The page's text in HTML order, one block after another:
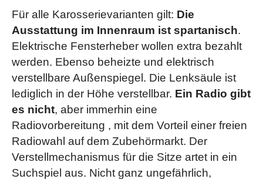
Weitstrahler
(nur mit Frontschutzbügel)
Offroadpaket
(Frontschutzbügel, Nebelscheinwerfer,
Weitstrahler, Trittbretter (nicht mit Flankenschutz))
verschiedene Beauty & Kompfortpakete
Winterpaket(Scheinwerfer-Hochdruck-Waschanlage,
Sitzheizung für Fahrer und Beifahrer, Differential,
schlupfabhängig und teilsperrend)
Zentralverriegelung für Seitentüren
verschieden Radios
Für alle Karosserievarianten gilt: Die
Ausstattung im Innenraum ist spartanisch.
Elektrische Fensterheber wollen extra bezahlt
werden. Ebenso beheizte und elektrisch
verstellbare Außenspiegel. Die Lenksäule ist
lediglich in der Höhe verstellbar. Ein Radio gibt
es nicht, aber immerhin eine
Radiovorbereitung , mit dem Vorteil einer freien
Radiowahl auf dem Zubehörmarkt. Der
Verstellmechanismus für die Sitze artet in ein
Suchspiel aus. Nicht ganz ungefährlich,